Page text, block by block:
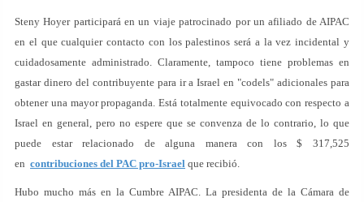
Steny Hoyer participará en un viaje patrocinado por un afiliado de AIPAC
en el que cualquier contacto con los palestinos será a la vez incidental y
cuidadosamente administrado. Claramente, tampoco tiene problemas en
gastar dinero del contribuyente para ir a Israel en "codels" adicionales para
obtener una mayor propaganda. Está totalmente equivocado con respecto a
Israel en general, pero no espere que se convenza de lo contrario, lo que
puede estar relacionado de alguna manera con los $ 317,525
en contribuciones del PAC pro-Israel que recibió.
Hubo mucho más en la Cumbre AIPAC. La presidenta de la Cámara de